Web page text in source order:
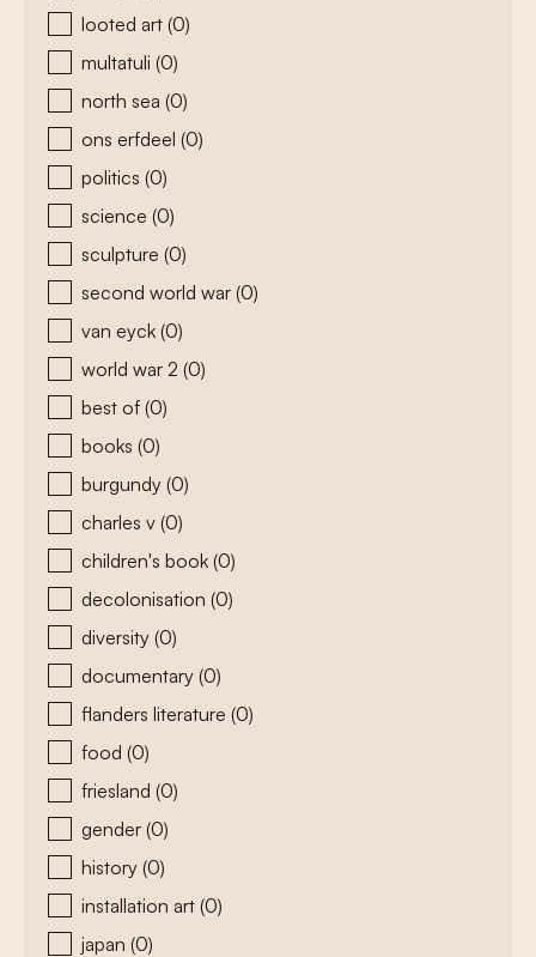
looted art (0)
multatuli (0)
north sea (0)
ons erfdeel (0)
politics (0)
science (0)
sculpture (0)
second world war (0)
van eyck (0)
world war 2 (0)
best of (0)
books (0)
burgundy (0)
charles v (0)
children's book (0)
decolonisation (0)
diversity (0)
documentary (0)
flanders literature (0)
food (0)
friesland (0)
gender (0)
history (0)
installation art (0)
japan (0)